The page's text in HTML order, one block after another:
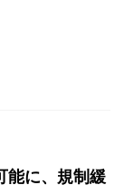
能に、規制緩